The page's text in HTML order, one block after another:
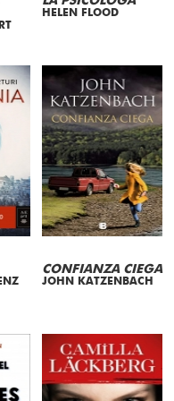
HELEN FLOOD
CONFIANZA CIEGA
JOHN KATZENBACH